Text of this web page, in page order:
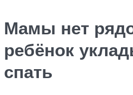
Мамы нет
ребёнок
спать